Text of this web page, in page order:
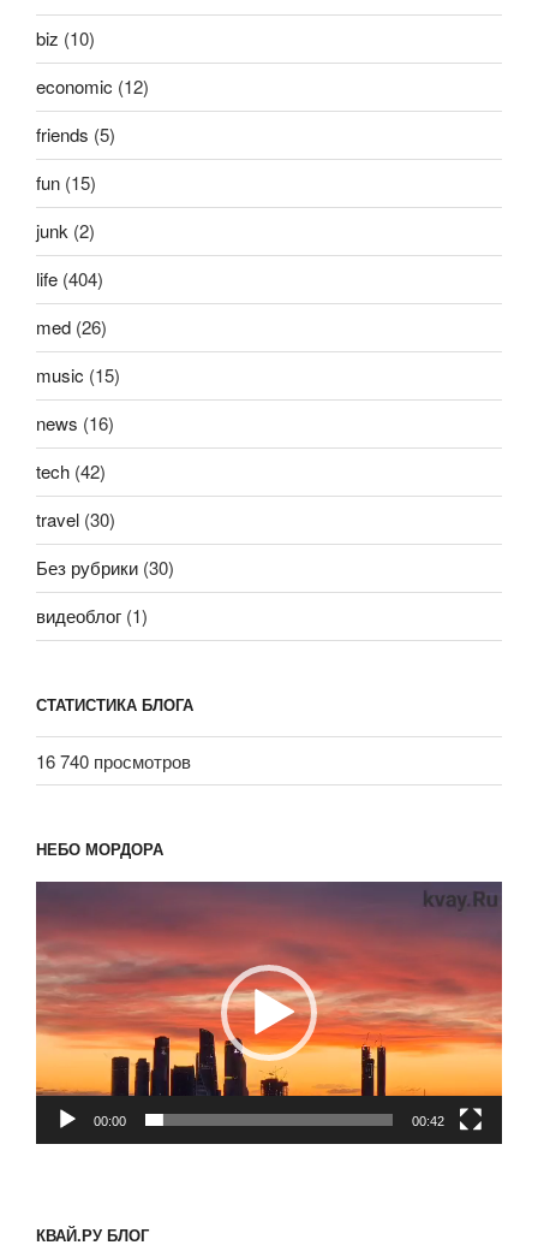
biz (10)
economic (12)
friends (5)
fun (15)
junk (2)
life (404)
med (26)
music (15)
news (16)
tech (42)
travel (30)
Без рубрики (30)
видеоблог (1)
СТАТИСТИКА БЛОГА
16 740 просмотров
НЕБО МОРДОРА
00:00 00:42
КВАЙ.РУ БЛОГ